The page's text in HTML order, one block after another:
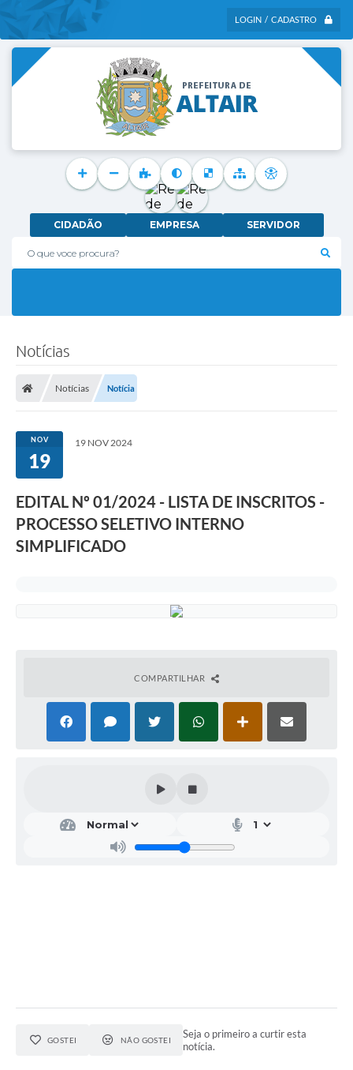
LOGIN / CADASTRO
O que voce procura?
CIDADÃO EMPRESA SERVIDOR
Notícias
Notícias Notícia
NOV
19
19 NOV 2024
EDITAL Nº 01/2024 - LISTA DE INSCRITOS -
PROCESSO SELETIVO INTERNO
SIMPLIFICADO
COMPARTILHAR
GOSTEI NÃO GOSTEI
Seja o primeiro a curtir esta
notícia.